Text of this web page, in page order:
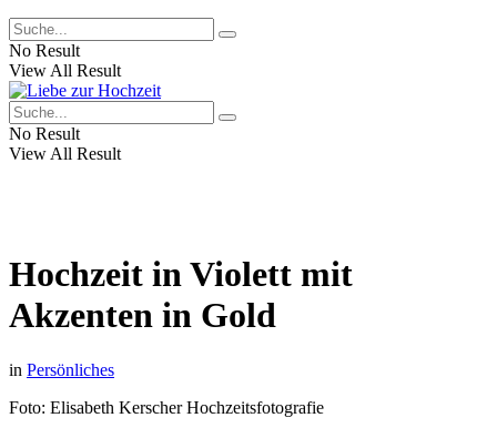
No Result
View All Result
No Result
View All Result
Hochzeit in Violett mit
Akzenten in Gold
in Persönliches
Foto: Elisabeth Kerscher Hochzeitsfotografie